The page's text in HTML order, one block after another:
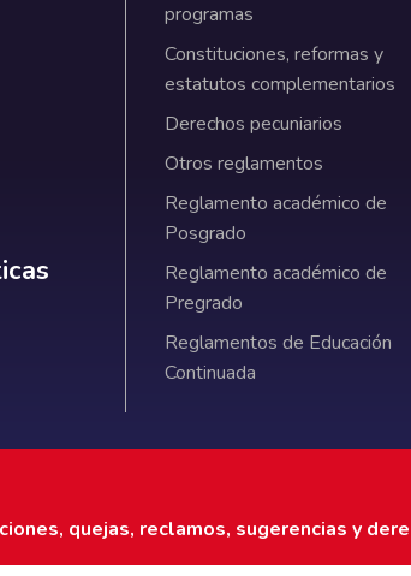
institucionales
programas
Constituciones, reformas y
estatutos complementarios
Derechos pecuniarios
Otros reglamentos
Reglamento académico de
Posgrado
Reglamento académico de
Pregrado
Reglamentos de Educación
Continuada
quejas, reclamos, sugerencias y